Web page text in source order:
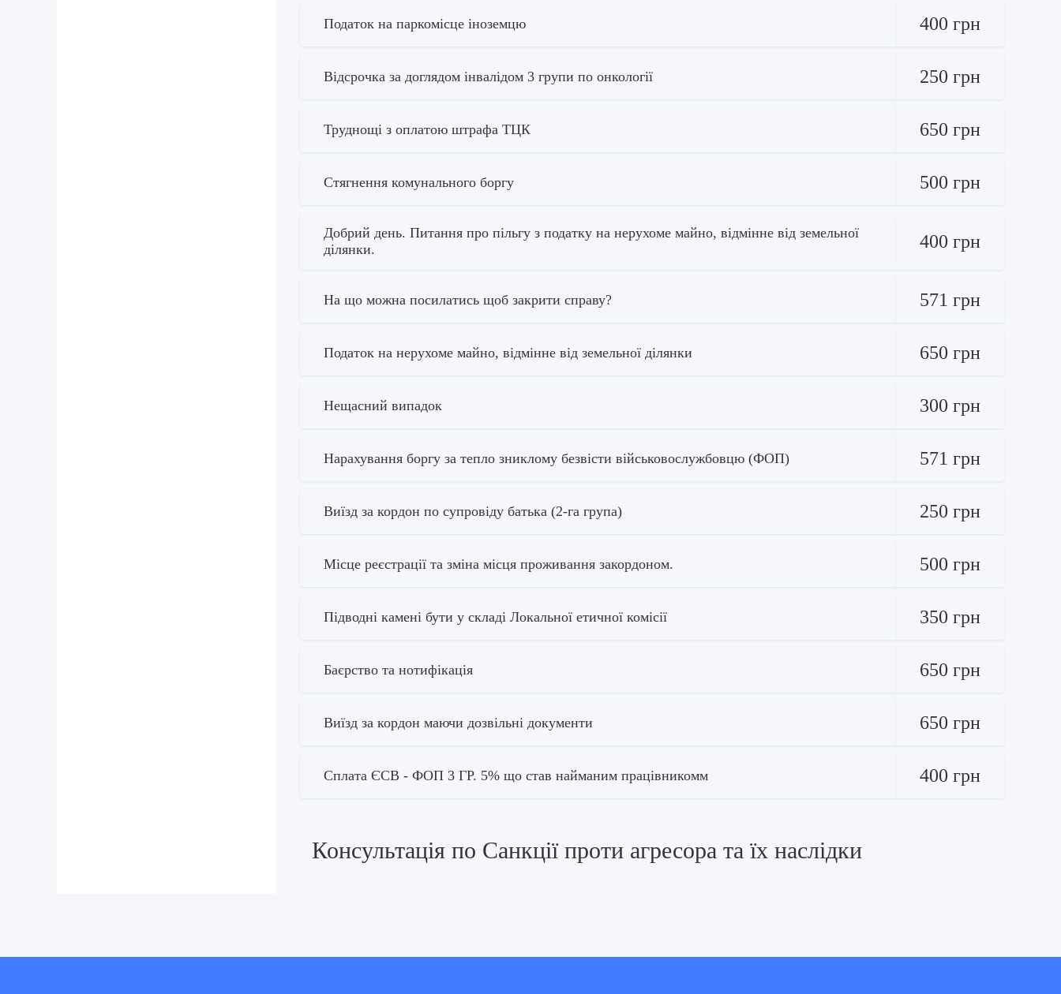
Податок на паркомісце іноземцю 400 грн
Відсрочка за доглядом інвалідом 3 групи по онкології 250 грн
Труднощі з оплатою штрафа ТЦК 650 грн
Стягнення комунального боргу 500 грн
Добрий день. Питання про пільгу з податку на нерухоме майно, відмінне від земельної
ділянки.
400 грн
На що можна посилатись щоб закрити справу? 571 грн
Податок на нерухоме майно, відмінне від земельної ділянки 650 грн
Нещасний випадок 300 грн
Нарахування боргу за тепло зниклому безвісти військовослужбовцю (ФОП) 571 грн
Виїзд за кордон по супровіду батька (2-га група) 250 грн
Місце реєстрації та зміна місця проживання закордоном. 500 грн
Підводні камені бути у складі Локальної етичної комісії 350 грн
Баєрство та нотифікація 650 грн
Виїзд за кордон маючи дозвільні документи 650 грн
Сплата ЄСВ - ФОП 3 ГР. 5% що став найманим працівникомм 400 грн
Консультація по Санкції проти агресора та їх наслідки